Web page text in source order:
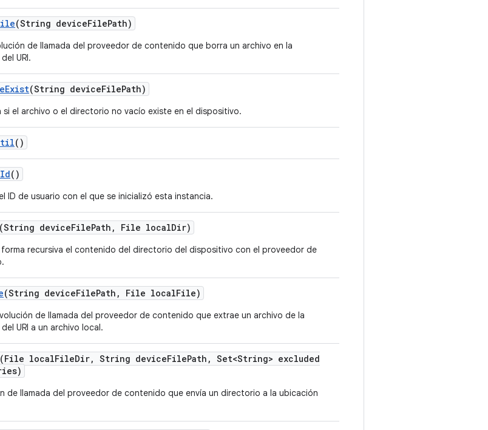
(String deviceFilePath)
de llamada del proveedor de contenido que borra un archivo en la
URI.
Exist(String deviceFilePath)
si el archivo o el directorio no vacío existe en el dispositivo.
()
Id()
ID de usuario con el que se inicializó esta instancia.
(String deviceFilePath , File localDir)
recursiva el contenido del directorio del dispositivo con el proveedor de
(String deviceFilePath , File localFile)
de llamada del proveedor de contenido que extrae un archivo de la
URI a un archivo local.
(File localFileDir, String deviceFilePath , Set<String> excluded
de llamada del proveedor de contenido que envía un directorio a la ubicación